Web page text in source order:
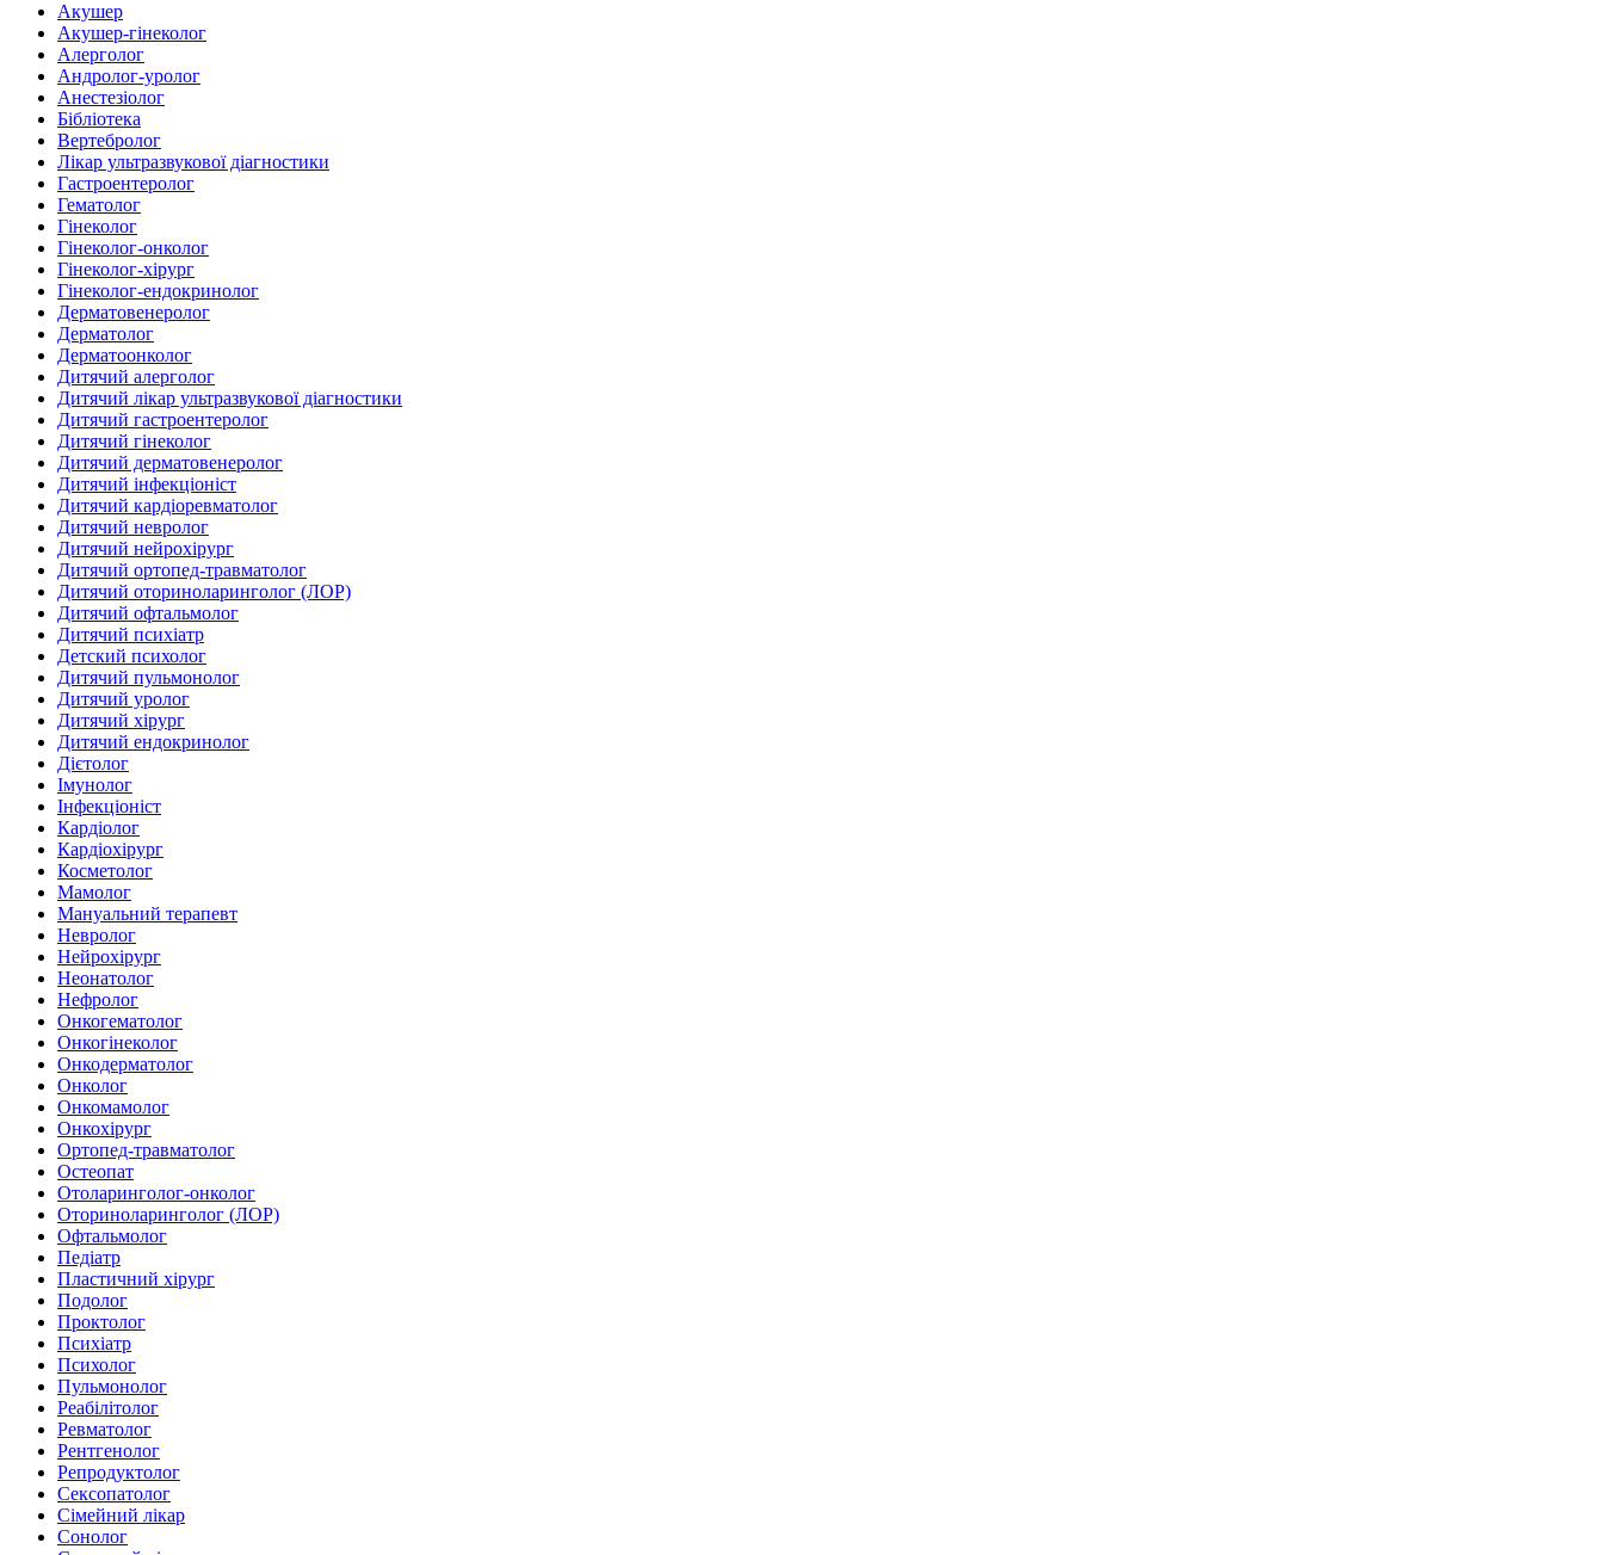
Акушер
Акушер-гінеколог
Алерголог
Андролог-уролог
Анестезіолог
Бібліотека
Вертебролог
Лікар ультразвукової діагностики
Гастроентеролог
Гематолог
Гінеколог
Гінеколог-онколог
Гінеколог-хірург
Гінеколог-ендокринолог
Дерматовенеролог
Дерматолог
Дерматоонколог
Дитячий алерголог
Дитячий лікар ультразвукової діагностики
Дитячий гастроентеролог
Дитячий гінеколог
Дитячий дерматовенеролог
Дитячий інфекціоніст
Дитячий кардіоревматолог
Дитячий невролог
Дитячий нейрохірург
Дитячий ортопед-травматолог
Дитячий оториноларинголог (ЛОР)
Дитячий офтальмолог
Дитячий психіатр
Детский психолог
Дитячий пульмонолог
Дитячий уролог
Дитячий хірург
Дитячий ендокринолог
Дієтолог
Імунолог
Інфекціоніст
Кардіолог
Кардіохірург
Косметолог
Мамолог
Мануальний терапевт
Невролог
Нейрохірург
Неонатолог
Нефролог
Онкогематолог
Онкогінеколог
Онкодерматолог
Онколог
Онкомамолог
Онкохірург
Ортопед-травматолог
Остеопат
Отоларинголог-онколог
Оториноларинголог (ЛОР)
Офтальмолог
Педіатр
Пластичний хірург
Подолог
Проктолог
Психіатр
Психолог
Пульмонолог
Реабілітолог
Ревматолог
Рентгенолог
Репродуктолог
Сексопатолог
Сімейний лікар
Сонолог